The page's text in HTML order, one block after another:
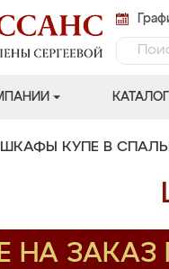
КАТАЛОГ
ШКАФЫ КУПЕ В
НА